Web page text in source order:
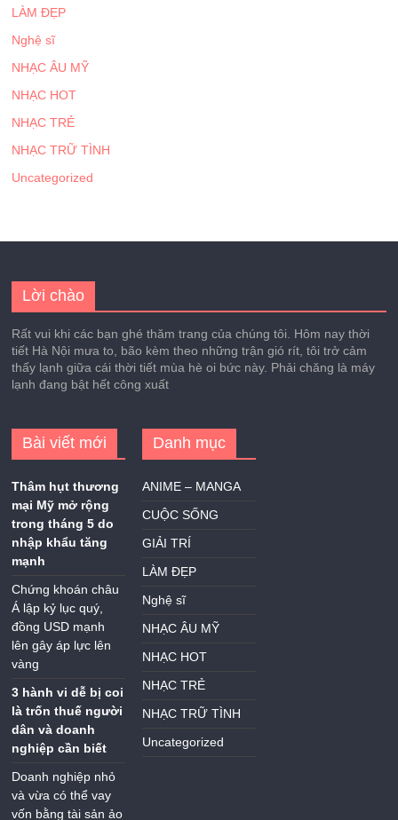
LÀM ĐẸP
Nghệ sĩ
NHẠC ÂU MỸ
NHẠC HOT
NHẠC TRẺ
NHẠC TRỮ TÌNH
Uncategorized
Lời chào
Rất vui khi các bạn ghé thăm trang của chúng tôi. Hôm nay thời
tiết Hà Nội mưa to, bão kèm theo những trận gió rít, tôi trở cảm
thấy lạnh giữa cái thời tiết mùa hè oi bức này. Phải chăng là máy
lạnh đang bật hết công xuất
Bài viết mới
Thâm hụt thương
mại Mỹ mở rộng
trong tháng 5 do
nhập khẩu tăng
mạnh
Chứng khoán châu
Á lập kỷ lục quý,
đồng USD mạnh
lên gây áp lực lên
vàng
3 hành vi dễ bị coi
là trốn thuế người
dân và doanh
nghiệp cần biết
Doanh nghiệp nhỏ
và vừa có thể vay
vốn bằng tài sản ảo
Danh mục
ANIME – MANGA
CUỘC SỐNG
GIẢI TRÍ
LÀM ĐẸP
Nghệ sĩ
NHẠC ÂU MỸ
NHẠC HOT
NHẠC TRẺ
NHẠC TRỮ TÌNH
Uncategorized